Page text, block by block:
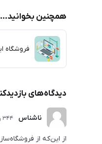
همچنین بخوانید...
فروشگاه
دیدگاه‌های
ناشناس 344 روز پیش
از این‌که از